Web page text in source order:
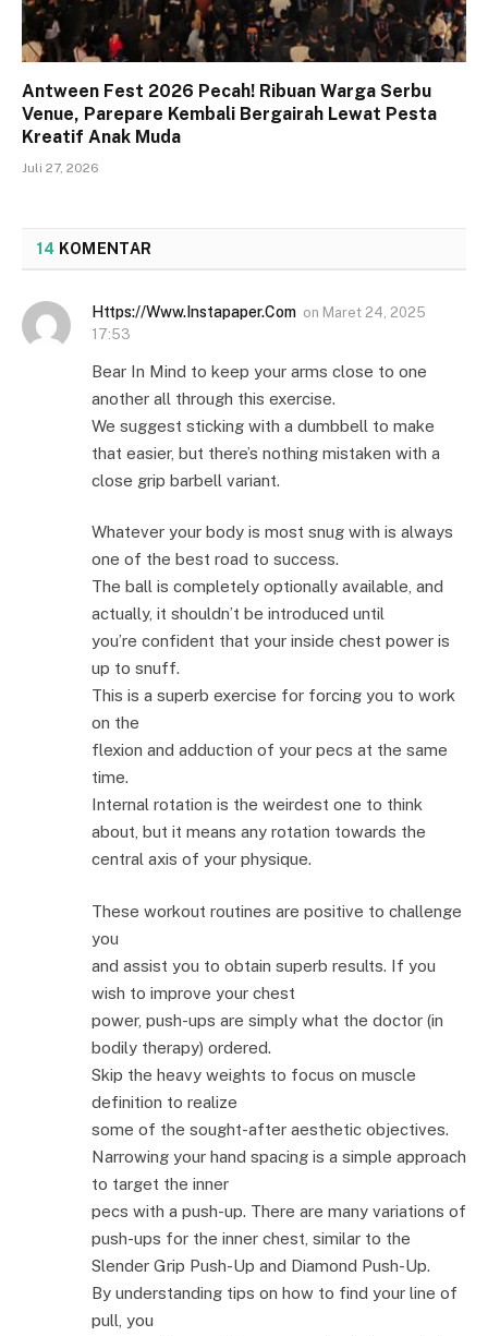
Antween Fest 2026 Pecah! Ribuan Warga Serbu
Venue, Parepare Kembali Bergairah Lewat Pesta
Kreatif Anak Muda
Juli 27, 2026
14 KOMENTAR
Https://Www.Instapaper.Com on Maret 24, 2025
17:53
Bear In Mind to keep your arms close to one
another all through this exercise.
We suggest sticking with a dumbbell to make
that easier, but there’s nothing mistaken with a
close grip barbell variant.
Whatever your body is most snug with is always
one of the best road to success.
The ball is completely optionally available, and
actually, it shouldn’t be introduced until
you’re confident that your inside chest power is
up to snuff.
This is a superb exercise for forcing you to work
on the
flexion and adduction of your pecs at the same
time.
Internal rotation is the weirdest one to think
about, but it means any rotation towards the
central axis of your physique.
These workout routines are positive to challenge
you
and assist you to obtain superb results. If you
wish to improve your chest
power, push-ups are simply what the doctor (in
bodily therapy) ordered.
Skip the heavy weights to focus on muscle
definition to realize
some of the sought-after aesthetic objectives.
Narrowing your hand spacing is a simple approach
to target the inner
pecs with a push-up. There are many variations of
push-ups for the inner chest, similar to the
Slender Grip Push-Up and Diamond Push-Up.
By understanding tips on how to find your line of
pull, you